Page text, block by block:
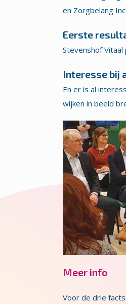
en Zorgbelang
Eerste
Stevenshof
Interesse bij
En er is al
wijken in beeld
Meer info
Voor de drie